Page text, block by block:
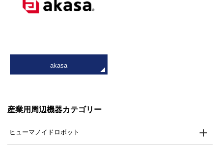
産業用周辺機器カテゴリー
ヒューマノイドロボット
akasa